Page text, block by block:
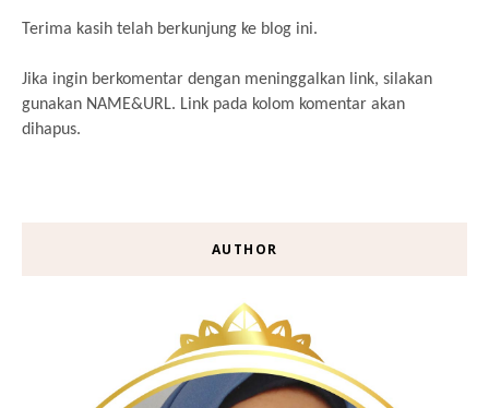
Terima kasih telah berkunjung ke blog ini.
Jika ingin berkomentar dengan meninggalkan link, silakan
gunakan NAME&URL. Link pada kolom komentar akan
dihapus.
AUTHOR